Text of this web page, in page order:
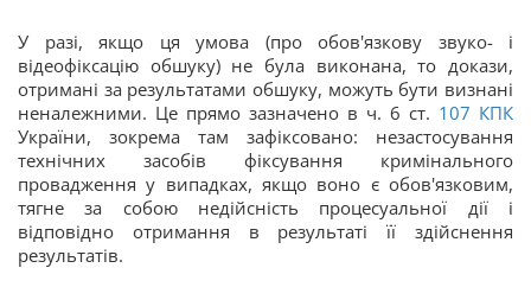
У разі, якщо ця умова (про обов'язкову звуко- і
відеофіксацію обшуку) не була виконана, то докази,
отримані за результатами обшуку, можуть бути визнані
неналежними. Це прямо зазначено в ч. 6 ст. 107 КПК
України, зокрема там зафіксовано: незастосування
технічних засобів фіксування кримінального
провадження у випадках, якщо воно є обов'язковим,
тягне за собою недійсність процесуальної дії і
відповідно отримання в результаті її здійснення
результатів.